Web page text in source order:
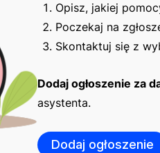
Opisz, jakiej
Poczekaj na
Skontaktuj się z
Dodaj ogłoszenie za
asystenta.
Dodaj ogłoszenie